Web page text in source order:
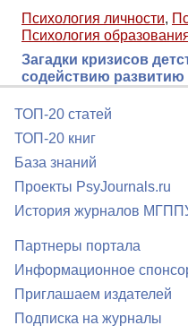
Психология личности,
Психология
Загадки кризисов
содействию развитию
ТОП-20 статей
ТОП-20 книг
База знаний
Проекты PsyJournals.ru
История журналов
Партнеры портала
Информационное
Приглашаем издателей
Подписка на журналы